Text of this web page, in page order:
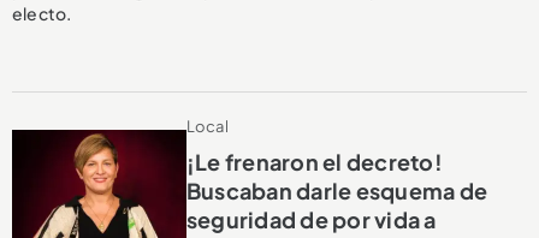
electo.
Local
¡Le frenaron el decreto!
Buscaban darle esquema de
seguridad de por vida a